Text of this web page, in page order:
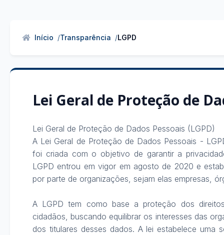
Início Transparência LGPD
Lei Geral de Proteção de
Lei Geral de Proteção de Dados Pessoais (LGPD)
A Lei Geral de Proteção de Dados Pessoais -
foi criada com o objetivo de garantir a
LGPD entrou em vigor em agosto de 2020 e
por parte de organizações, sejam elas empresas,
A LGPD tem como base a proteção dos
cidadãos, buscando equilibrar os interesses das
dos titulares desses dados. A lei estabelece uma